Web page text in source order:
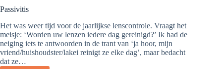
les
Passivitis
Het was weer tijd voor de jaarlijkse lenscontrole. Vraagt het
meisje: ‘Worden uw lenzen iedere dag gereinigd?’ Ik had de
neiging iets te antwoorden in de trant van ‘ja hoor, mijn
vriend/huishoudster/lakei reinigt ze elke dag’, maar bedacht
dat ze…